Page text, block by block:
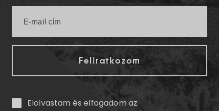
Elolvastam és elfogadom az